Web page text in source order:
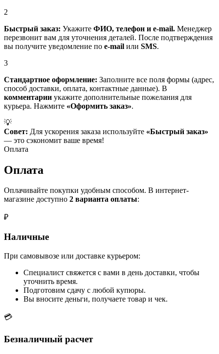
2
Быстрый заказ: Укажите ФИО, телефон и e-mail. Менеджер
перезвонит вам для уточнения деталей. После подтверждения
вы получите уведомление по e-mail или SMS.
3
Стандартное оформление: Заполните все поля формы (адрес,
способ доставки, оплата, контактные данные). В
комментарии укажите дополнительные пожелания для
курьера. Нажмите «Оформить заказ».
💡
Совет: Для ускорения заказа используйте «Быстрый заказ»
— это сэкономит ваше время!
Оплата
Оплата
Оплачивайте покупки удобным способом. В интернет-
магазине доступно 2 варианта оплаты:
₽
Наличные
При самовывозе или доставке курьером:
Специалист свяжется с вами в день доставки, чтобы
уточнить время.
Подготовим сдачу с любой купюры.
Вы вносите деньги, получаете товар и чек.
💳
Безналичный расчет